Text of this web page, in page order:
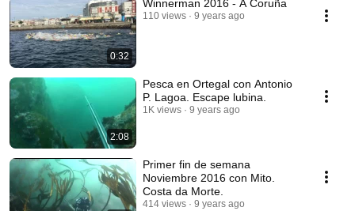
0:32
Winnerman 2016 - A Coruña
110 views 9 years ago
2:08
Pesca en Ortegal con Antonio
P. Lagoa. Escape lubina.
1K views 9 years ago
Primer fin de semana
Noviembre 2016 con Mito.
Costa da Morte.
414 views 9 years ago